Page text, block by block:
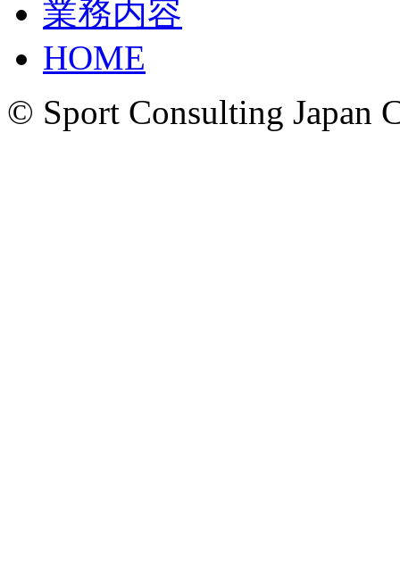
業務内容
HOME
© Sport Consulting Japan